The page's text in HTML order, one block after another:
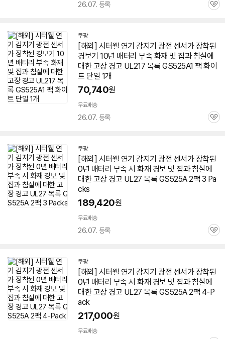
26.07. 등록
관
쿠팡
[해외] 시터웰 연기 감지기 광전 센서가 장착된
경보기 10년 배터리 부족 화재 및 집과 침실에
대한 고장 경고 UL217 목록 GS525A1 팩 화이
트 단일 1개
70,740원
무료배송
26.07. 등록
관
쿠팡
[해외] 시터웰 연기 감지기 광전 센서가 장착된
0년 배터리 부족 시 화재 경보 및 집과 침실에
대한 고장 경고 UL27 목록 GS525A 2팩 3 Pa
cks
189,420원
무료배송
26.07. 등록
관
쿠팡
[해외] 시터웰 연기 감지기 광전 센서가 장착된
0년 배터리 부족 시 화재 경보 및 집과 침실에
대한 고장 경고 UL27 목록 GS525A 2팩 4-P
ack
217,000원
무료배송